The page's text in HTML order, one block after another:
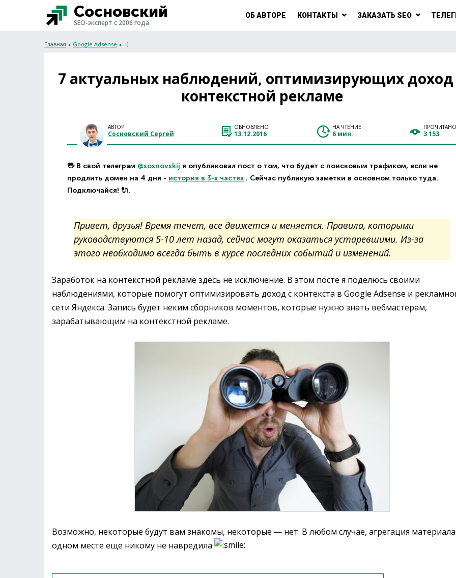
Сосновский
SEO-эксперт с 2006 года
ОБ АВТОРЕ КОНТАКТЫ ЗАКАЗАТЬ SEO
Главная Google Adsense =)
7 актуальных наблюдений, оптимизирующих доход
контекстной рекламе
АВТОР
Сосновский Сергей
ОБНОВЛЕНО
13.12.2016
НА ЧТЕНИЕ
6 мин.
ПРОЧИТАНО
3 153
🖖 В свой телеграм @sosnovskij я опубликовал пост о том, что будет с поисковым трафиком, если не
продлить домен на 4 дня - история в 3-х частях . Сейчас публикую заметки в основном только туда.
Подключайся! 🔌.
Привет, друзья! Время течет, все движется и меняется. Правила, которыми
руководствуются 5-10 лет назад, сейчас могут оказаться устаревшими. Из-за
этого необходимо всегда быть в курсе последних событий и изменений.
Заработок на контекстной рекламе здесь не исключение. В этом посте я поделюсь своими
наблюдениями, которые помогут оптимизировать доход с контекста в Google Adsense и
сети Яндекса. Запись будет неким сборников моментов, которые нужно знать вебмастерам,
зарабатывающим на контекстной рекламе.
Возможно, некоторые будут вам знакомы, некоторые — нет. В любом случае, агрегация
одном месте еще никому не навредила
.